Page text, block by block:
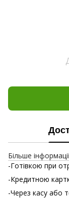
Більше
-Готівкою при
-Кредитною
-Через касу або